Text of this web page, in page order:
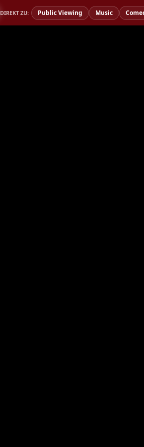
DIREKT ZU: Public Viewing Music